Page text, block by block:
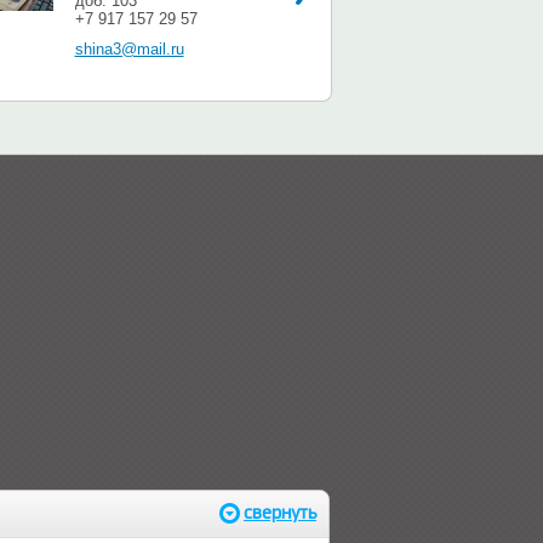
+7 917 157 29 57
shina3@mail.ru
свернуть